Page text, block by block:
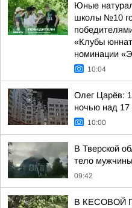
Юные
школы №10
«Клубы
номинации
10:04
Олег Царёв:
ночью над 17
10:00
В Тверской
тело мужчины
09:42
В КЕСОВОЙ